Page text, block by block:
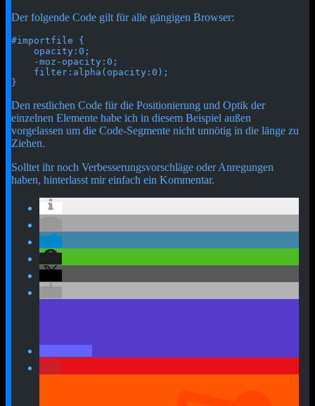
Der folgende Code gilt für alle gängigen Browser:
#importfile {
}
Den restlichen Code für die Positionierung und Optik der
einzelnen Elemente habe ich in diesem Beispiel außen
vorgelassen um die Code-Segmente nicht unnötig in die länge zu
Ziehen.
Solltet ihr noch Verbesserungsvorschläge oder Anregungen
haben, hinterlasst mir einfach ein Kommentar.